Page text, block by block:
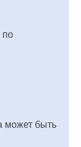
по
может быть